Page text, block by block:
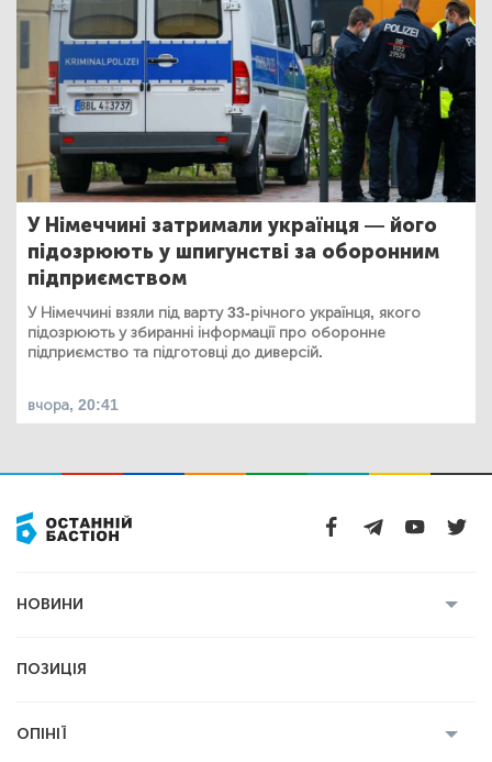
У Німеччині затримали українця — його
підозрюють у шпигунстві за оборонним
підприємством
У Німеччині взяли під варту 33-річного українця, якого
підозрюють у збиранні інформації про оборонне
підприємство та підготовці до диверсій.
вчора, 20:41
НОВИНИ
Економіка
ПОЗИЦІЯ
ОПІНІЇ